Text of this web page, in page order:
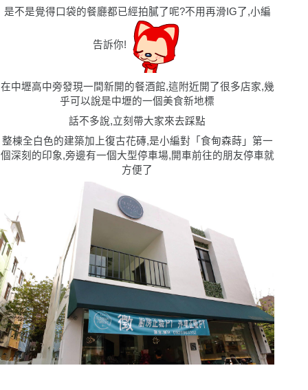
是不是覺得口袋的餐廳都已經拍膩了呢?不用再滑IG了,小編
告訴你!
在中壢高中旁發現一間新開的餐酒館,這附近開了很多店家,幾
乎可以說是中壢的一個美食新地標
話不多說,立刻帶大家來去踩點
整棟全白色的建築加上復古花磚,是小編對「食甸森蒔」第一
個深刻的印象,旁邊有一個大型停車場,開車前往的朋友停車就
方便了